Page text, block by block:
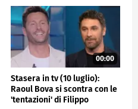
00:00
Stasera in tv (10 luglio):
Raoul Bova si scontra con le
'tentazioni' di Filippo